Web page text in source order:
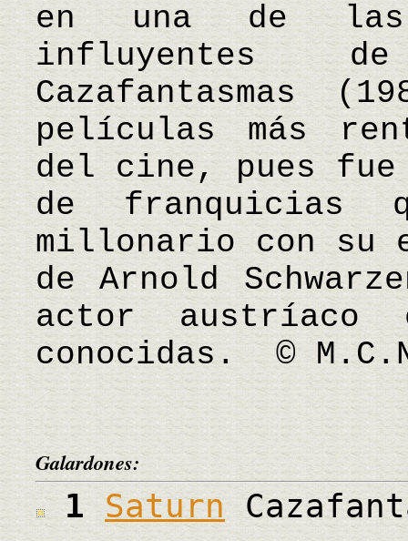
en una de las
influyentes
Cazafantasmas
películas más
del cine, pues
de franquicias
millonario con su
de Arnold
actor austríaco
conocidas. ©
Galardones:
1Saturn